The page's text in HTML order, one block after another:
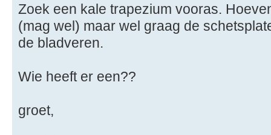
Zoek een kale trapezium vooras.
(mag wel) maar wel graag de
de bladveren.
Wie heeft er een??
groet,